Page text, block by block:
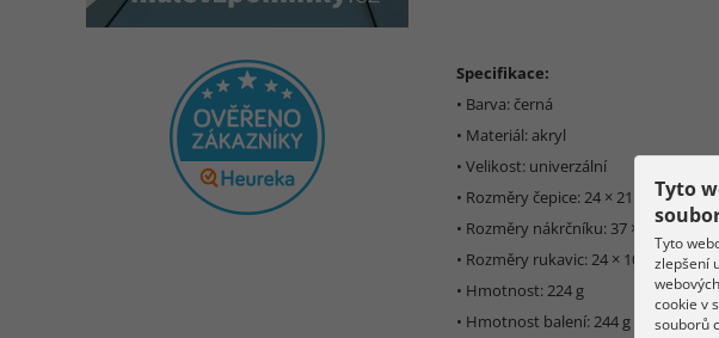
Specifikace:
• Barva: černá
• Materiál: akryl
• Velikost: univerzální
• Rozměry čepice: 24 × 21 cm
• Rozměry nákrčníku: 37 × 29 cm
• Rozměry rukavic: 24 × 10 cm
• Hmotnost: 224 g
• Hmotnost balení: 244 g
Tyto
Tyto
zlepšení
cookie v
souborů